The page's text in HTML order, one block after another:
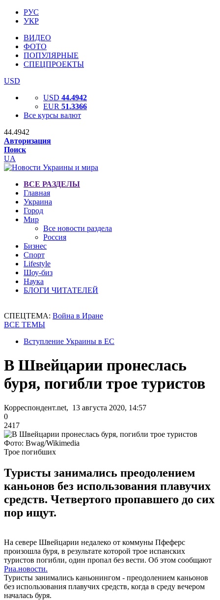
РУС
УКР
ВИДЕО
ФОТО
ПОПУЛЯРНЫЕ
СПЕЦПРОЕКТЫ
USD
USD 44.4942
EUR 51.3366
Все курсы валют
44.4942
Авторизация
Поиск
UA
ВСЕ РАЗДЕЛЫ
Главная
Украина
Город
Мир
Все новости раздела
Россия
Бизнес
Спорт
Lifestyle
Шоу-биз
Наука
БЛОГИ ЧИТАТЕЛЕЙ
СПЕЦТЕМА: Война в Иране
ВСЕ ТЕМЫ
Вступление Украины в ЕС
В Швейцарии пронеслась
буря, погибли трое туристов
Корреспондент.net, 13 августа 2020, 14:57
0
2417
Фото: Bwag/Wikimedia
Трое погибших
Туристы занимались преодолением
каньонов без использования плавучих
средств. Четвертого пропавшего до сих
пор ищут.
На севере Швейцарии недалеко от коммуны Пфеферс
произошла буря, в результате которой трое испанских
туристов погибли, один пропал без вести. Об этом сообщают
Риа.новости.
Туристы занимались каньонингом - преодолением каньонов
без использования плавучих средств, когда в среду вечером
началась буря.